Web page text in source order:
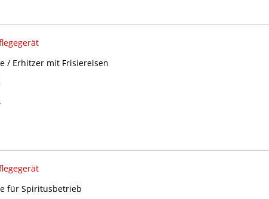
/ Erhitzer mit Frisiereisen
für Spiritusbetrieb